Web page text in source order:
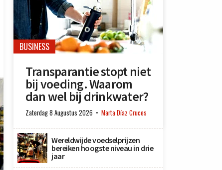
BUSINESS
Transparantie stopt niet
bij voeding. Waarom
dan wel bij drinkwater?
Zaterdag 8 Augustus 2026 Marta Díaz Cruces
Wereldwijde voedselprijzen
bereiken hoogste niveau in drie
jaar